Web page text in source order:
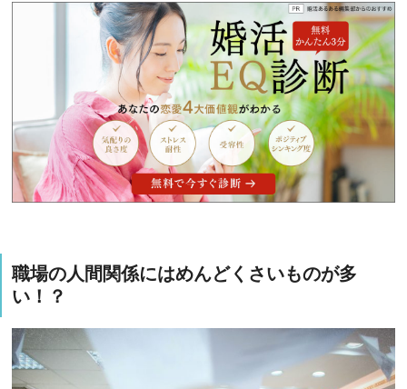
職場の人間関係にはめんどくさいものが多
い！？